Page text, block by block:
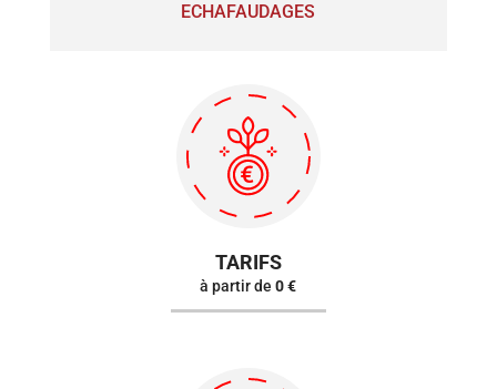
ECHAFAUDAGES
TARIFS
à partir de0 €